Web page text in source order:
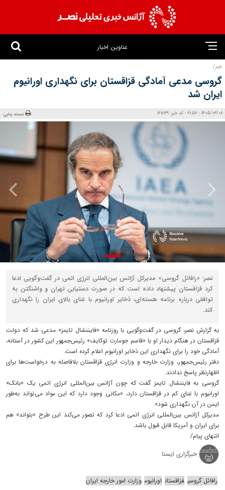
عناوین اخبار
خبر/
گروسی مدعی آمادگی قزاقستان برای نگهداری اورانیوم
ایران شد
1405/03/08 - 21:56 - کد خبر: 161839 نسخه چاپی
نصر: «رافائل گروسی» مدیرکل آژانس بین‌المللی انرژی اتمی در گفت‌وگویی ادعا
کرد قزاقستان پیشنهاد داده است که در صورت دستیابی تهران و واشنگتن به
توافقی درباره برنامه هسته‌ای، ذخایر اورانیوم با غنای بالای ایران را نگهداری
کند.
به گزارش نصر، گروسی در گفت‌وگویی با روزنامه «فایننشال تایمز» مدعی شد که دولت
قزاقستان در هنگام دیدار او با «قاسم جومارت توکایف» رئیس‌جمهور این کشور در آستانه،
آمادگی خود را برای نگهداری این ذخایر اورانیوم اعلام کرده است.
دفتر رئیس‌جمهور، وزارت خارجه و وزارت انرژی قزاقستان بلافاصله به درخواست‌ها برای
اظهارنظر پاسخ ندادند.
گروسی به فایننشال تایمز گفت که چون آژانس بین‌المللی انرژی اتمی یک «بانک»
اورانیوم با غنای کم در قزاقستان دارد، «مکانی وجود دارد که این مواد می‌تواند به‌طور
ایمن در آن نگهداری شود».
مدیرکل آژانس بین‌المللی انرژی اتمی ادعا کرد که تصور می‌کند این طرح «بتواند» هم
برای ایران و آمریکا قابل قبول باشد.
انتهای پیام/
خبرگزاری ایسنا
رافائل گروسی قزاقستان اورانیوم وزارت امور خارجه ایران